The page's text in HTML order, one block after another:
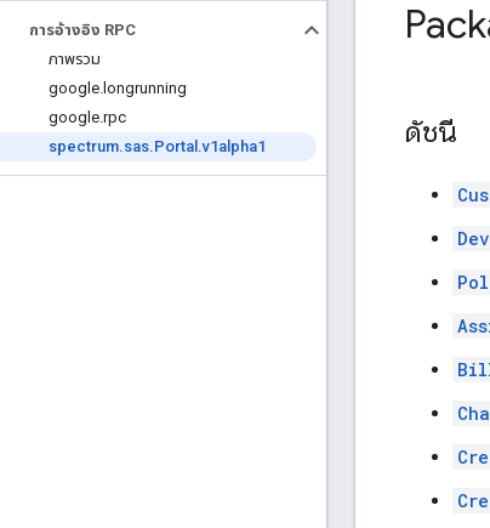
การอ้างอิง RPC
ภาพรวม
google. longrunning
google.rpc
spectrum.sas.Portal .v1alpha1 ดัชนี